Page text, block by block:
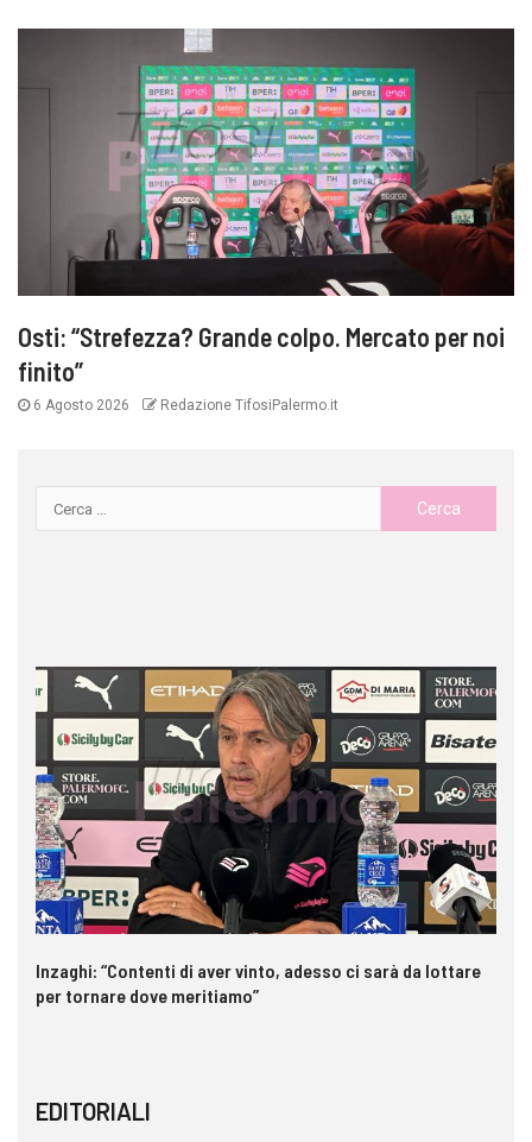
Osti: “Strefezza? Grande colpo. Mercato per noi
finito”
6 Agosto 2026 Redazione TifosiPalermo.it
Inzaghi: “Contenti di aver vinto, adesso ci sarà da lottare
per tornare dove meritiamo”
EDITORIALI